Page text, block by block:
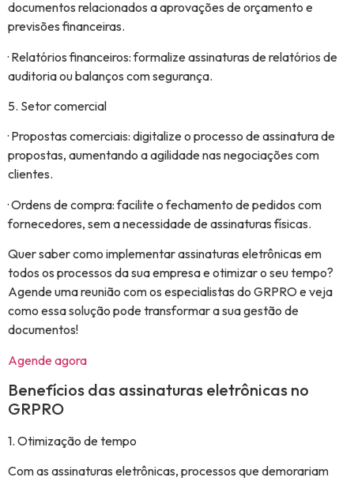
documentos relacionados a aprovações de orçamento e
previsões financeiras.
· Relatórios financeiros: formalize assinaturas de relatórios de
auditoria ou balanços com segurança.
5. Setor comercial
· Propostas comerciais: digitalize o processo de assinatura de
propostas, aumentando a agilidade nas negociações com
clientes.
· Ordens de compra: facilite o fechamento de pedidos com
fornecedores, sem a necessidade de assinaturas físicas.
Quer saber como implementar assinaturas eletrônicas em
todos os processos da sua empresa e otimizar o seu tempo?
Agende uma reunião com os especialistas do GRPRO e veja
como essa solução pode transformar a sua gestão de
documentos!
Agende agora
Benefícios das assinaturas eletrônicas no
GRPRO
1. Otimização de tempo
Com as assinaturas eletrônicas, processos que demorariam